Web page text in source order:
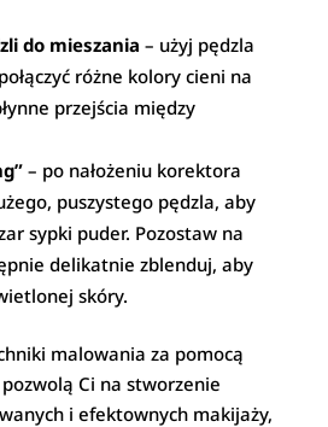
do mieszania – użyj pędzla
różne kolory cieni na
przejścia między
– po nałożeniu korektora
puszystego pędzla, aby
sypki puder. Pozostaw na
delikatnie zblenduj, aby
skóry.
malowania za pomocą
Ci na stworzenie
i efektownych makijaży,